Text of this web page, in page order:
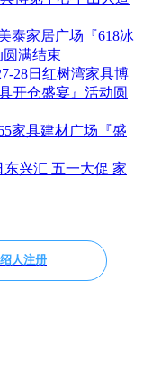
泰家居广场『618冰
满结束
28日红树湾家具博
开仓盛宴』活动圆
家具建材广场『盛
东兴汇 五一大促 家
人注册